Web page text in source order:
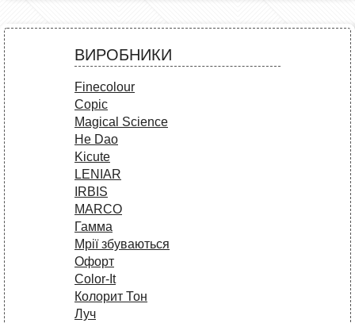
ВИРОБНИКИ
Finecolour
Copic
Magical Science
He Dao
Kicute
LENIAR
IRBIS
MARCO
Гамма
Мрії збуваються
Офорт
Сolor-It
Колорит Тон
Луч